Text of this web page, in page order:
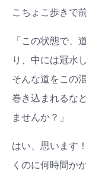
こちょこ歩きで
「この状態で、
り、中には冠水
そんな道をこの
巻き込まれるな
ませんか？」
はい、思います
くのに何時間か